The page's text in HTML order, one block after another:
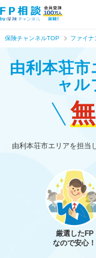
保険チャンネルTOP ファイ
由利本荘
ャル
由利本荘市エリアを担当
厳選したFP
なので安心！